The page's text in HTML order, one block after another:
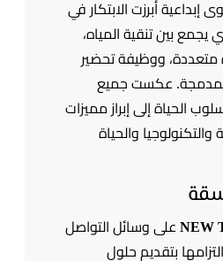
إبداعية أبرزت الابتكار في
يجمع بين تنقية المياه،
متعددة، ووظيفة تحضير
عكست جميع
الحياة إلى إبراز مميزات
والتكنولوجيا والحياة
NEW على وسائل التواصل
بتقديم حلول